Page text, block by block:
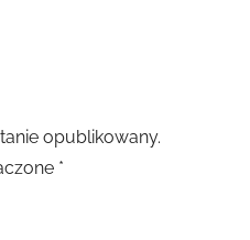
opublikowany.
*